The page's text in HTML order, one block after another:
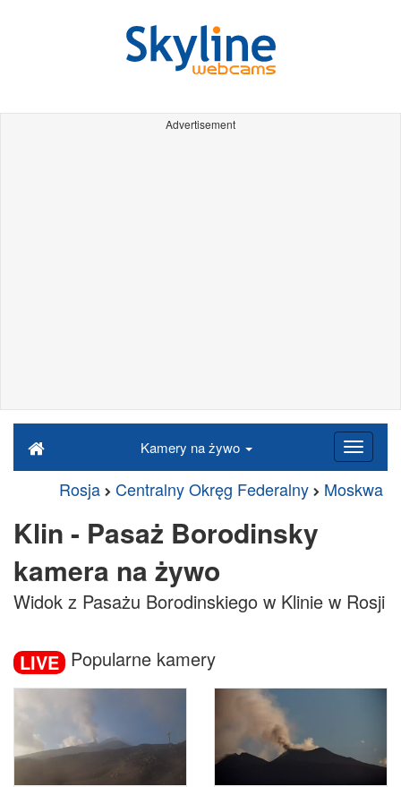
Advertisement
Kamery na żywo
Rosja Centralny Okręg Federalny Moskwa
Klin - Pasaż Borodinsky
kamera na żywo
Widok z Pasażu Borodinskiego w Klinie w Rosji
LIVE Popularne kamery